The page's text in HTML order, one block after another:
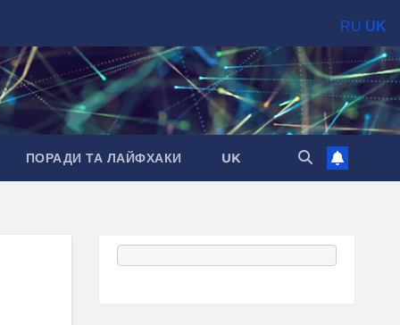
ПОРАДИ ТА ЛАЙФХАКИ UK
RU UK